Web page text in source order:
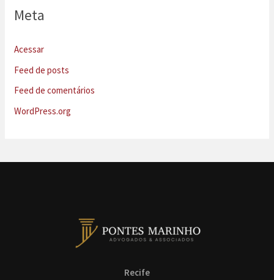
Meta
Acessar
Feed de posts
Feed de comentários
WordPress.org
Recife